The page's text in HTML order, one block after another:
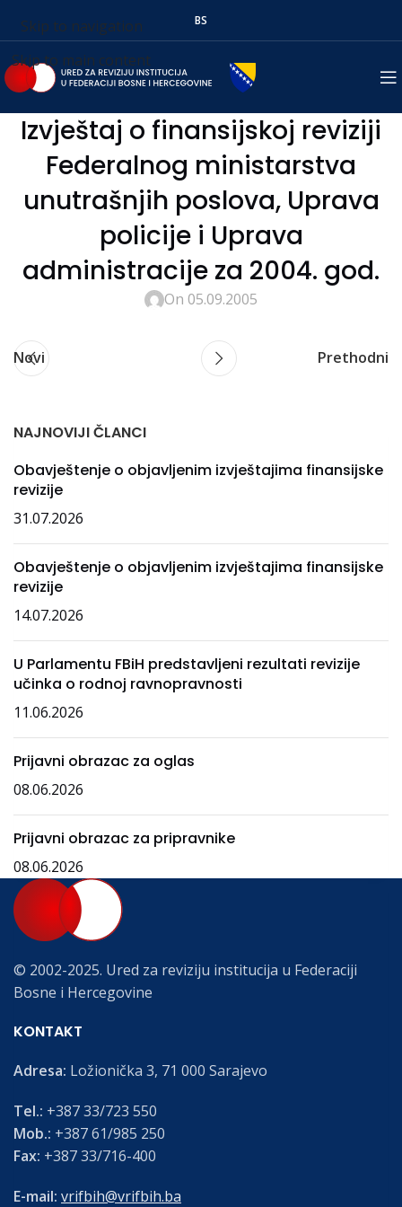
Skip to navigation
Skip to main content
BS
Izvještaj o finansijskoj reviziji
Federalnog ministarstva
unutrašnjih poslova, Uprava
policije i Uprava
administracije za 2004. god.
On 05.09.2005
Novi Prethodni
NAJNOVIJI ČLANCI
Obavještenje o objavljenim izvještajima finansijske
revizije
31.07.2026
Obavještenje o objavljenim izvještajima finansijske
revizije
14.07.2026
U Parlamentu FBiH predstavljeni rezultati revizije
učinka o rodnoj ravnopravnosti
11.06.2026
Prijavni obrazac za oglas
08.06.2026
Prijavni obrazac za pripravnike
08.06.2026
© 2002-2025. Ured za reviziju institucija u Federaciji
Bosne i Hercegovine
KONTAKT
Adresa: Ložionička 3, 71 000 Sarajevo
Tel.: +387 33/723 550
Mob.: +387 61/985 250
Fax: +387 33/716-400
E-mail: vrifbih@vrifbih.ba